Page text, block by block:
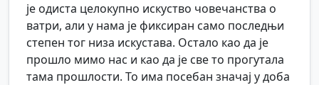
је одиста целокупно искуство човечанства о
ватри, али у нама је фиксиран само последњи
степен тог низа искустава. Остало као да је
прошло мимо нас и као да је све то прогутала
тама прошлости. То има посебан значај у доба